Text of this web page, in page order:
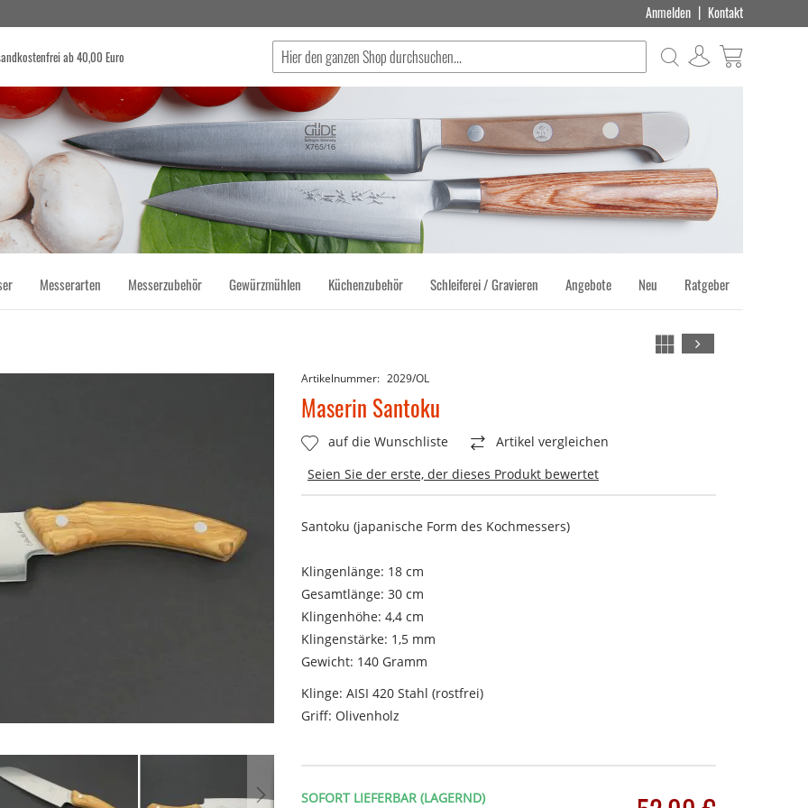
Anmelden | Kontakt
ab 40,00 Euro Suche
Suche Produkt(e)
Messerarten Messerzubehör Gewürzmühlen Küchenzubehör Schleiferei / Gravieren Angebote Neu Ratgeber
Artikelnummer 2029/OL
Maserin Santoku
auf die Wunschliste
Artikel vergleichen
Seien Sie der erste, der dieses Produkt bewertet
Santoku (japanische Form des Kochmessers)
Klingenlänge: 18 cm
Gesamtlänge: 30 cm
Klingenhöhe: 4,4 cm
Klingenstärke: 1,5 mm
Gewicht: 140 Gramm
Klinge: AISI 420 Stahl (rostfrei)
Griff: Olivenholz
SOFORT LIEFERBAR (LAGERND)